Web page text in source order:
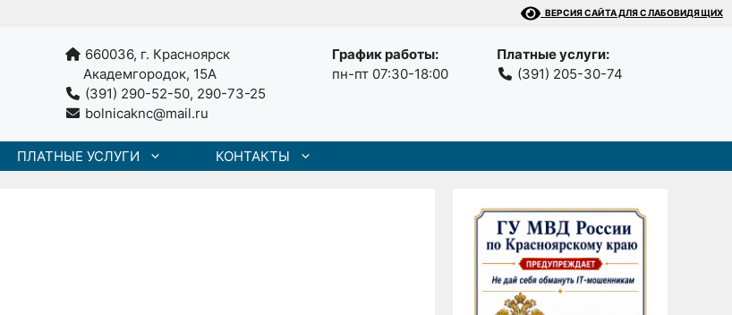
ВЕРСИЯ САЙТА ДЛЯ СЛАБОВИДЯЩИХ
660036, г. Красноярск
Академгородок, 15А
(391) 290-52-50, 290-73-25
bolnicaknc@mail.ru
График работы:
пн-пт 07:30-18:00
Платные услуги:
(391) 205-30-74
ПЛАТНЫЕ УСЛУГИ КОНТАКТЫ